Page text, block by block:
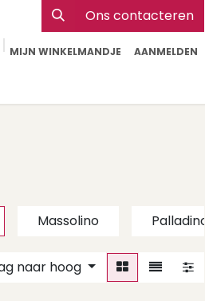
Ons contacteren
MIJN WINKELMANDJE AANMELDEN
Massolino Palladino
naar hoog